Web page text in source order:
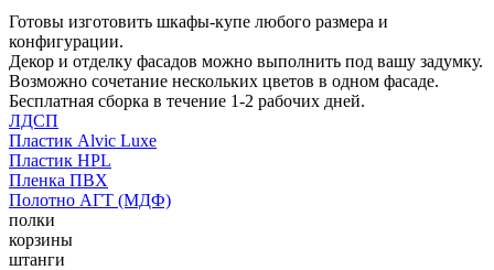
Готовы изготовить шкафы-купе любого размера и
конфигурации.
Декор и отделку фасадов можно выполнить под вашу задумку.
Возможно сочетание нескольких цветов в одном фасаде.
Бесплатная сборка в течение 1-2 рабочих дней.
ЛДСП
Пластик Alvic Luxe
Пластик HPL
Пленка ПВХ
Полотно АГТ (МДФ)
полки
корзины
штанги